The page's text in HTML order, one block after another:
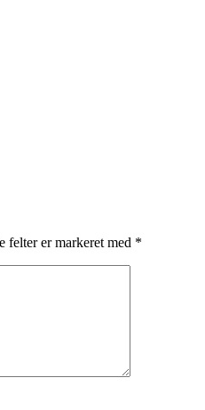
felter er markeret med *